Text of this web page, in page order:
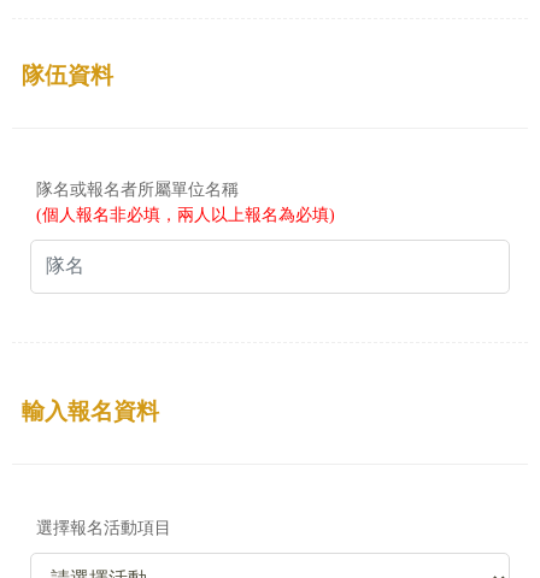
隊伍資料
隊名或報名者所屬單位名稱
(個人報名非必填，兩人以上報名為必填)
輸入報名資料
選擇報名活動項目